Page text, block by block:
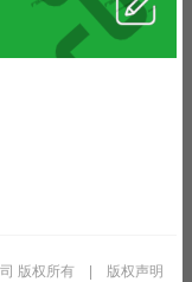
司 版权所有 | 版权声明